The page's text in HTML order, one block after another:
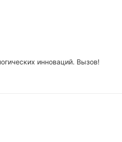
инноваций. Вызов!